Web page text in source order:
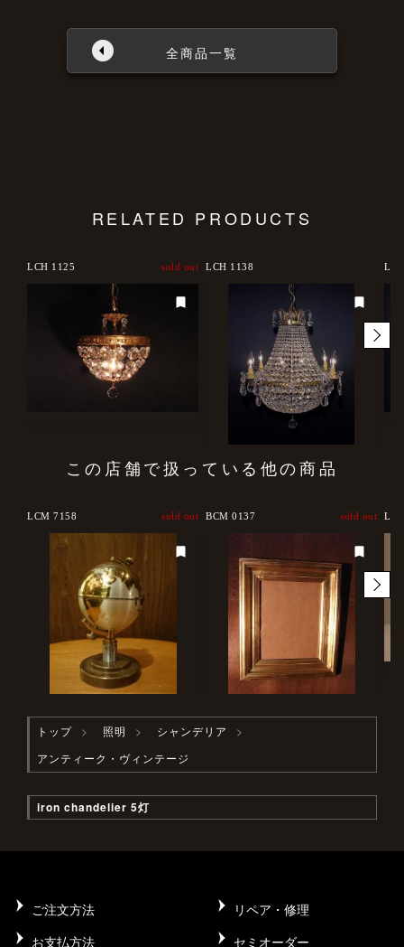
全商品一覧
RELATED PRODUCTS
LCH 1125 sold out LCH 1138
この店舗で扱っている他の商品
LCM 7158 sold out BCM 0137 sold out
トップ 照明
シャンデリア
アンティーク・ヴィンテージ
iron chandelier 5灯
ご注文方法
リペア・修理
お支払方法
セミオーダー